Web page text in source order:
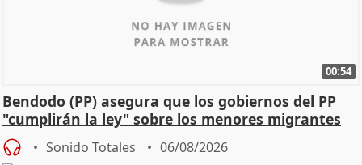
00:54
Bendodo (PP) asegura que los gobiernos del PP
"cumplirán la ley" sobre los menores migrantes
Sonido Totales 06/08/2026